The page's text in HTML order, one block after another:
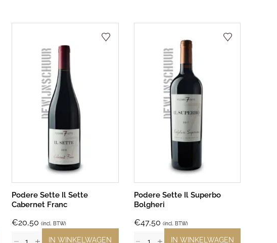
Podere Sette Il Sette
Cabernet Franc
€20,50 (incl. BTW)
IN WINKELWAGEN
Podere Sette Il Superbo
Bolgheri
€47,50 (incl. BTW)
IN WINKELWAGEN